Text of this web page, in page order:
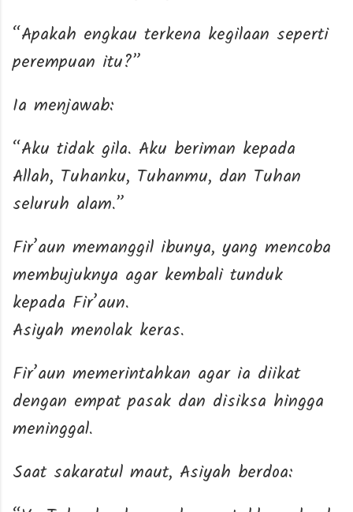
“Apakah engkau terkena kegilaan seperti
perempuan itu?”
Ia menjawab:
“Aku tidak gila. Aku beriman kepada
Allah, Tuhanku, Tuhanmu, dan Tuhan
seluruh alam.”
Fir’aun memanggil ibunya, yang mencoba
membujuknya agar kembali tunduk
kepada Fir’aun.
Asiyah menolak keras.
Fir’aun memerintahkan agar ia diikat
dengan empat pasak dan disiksa hingga
meninggal.
Saat sakaratul maut, Asiyah berdoa: